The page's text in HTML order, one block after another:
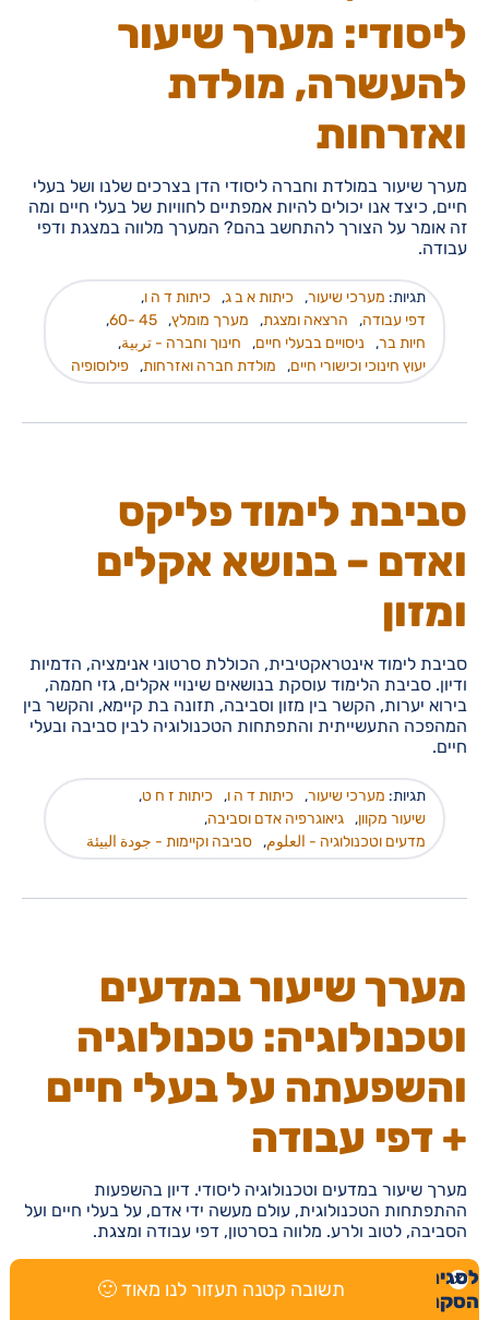
ליסודי: מערך שיעור
להעשרה, מולדת
ואזרחות
מערך שיעור במולדת וחברה ליסודי הדן בצרכים שלנו ושל בעלי
חיים, כיצד אנו יכולים להיות אמפתיים לחוויות של בעלי חיים ומה
זה אומר על הצורך להתחשב בהם? המערך מלווה במצגת ודפי
עבודה.
תגיות: מערכי שיעור, כיתות א ב ג, כיתות ד ה ו,
דפי עבודה, הרצאה ומצגת, מערך מומלץ,
45 -60
,
חיות בר, ניסויים בבעלי חיים, חינוך וחברה - تربية,
יעוץ חינוכי וכישורי חיים, מולדת חברה ואזרחות, פילוסופיה
סביבת לימוד פליקס
ואדם – בנושא אקלים
ומזון
סביבת לימוד אינטראקטיבית, הכוללת סרטוני אנימציה, הדמיות
ודיון. סביבת הלימוד עוסקת בנושאים שינויי אקלים, גזי חממה,
בירוא יערות, הקשר בין מזון וסביבה, תזונה בת קיימא, והקשר בין
המהפכה התעשייתית והתפתחות הטכנולוגיה לבין סביבה ובעלי
חיים.
תגיות: מערכי שיעור, כיתות ד ה ו, כיתות ז ח ט,
שיעור מקוון, גיאוגרפיה אדם וסביבה,
מדעים וטכנולוגיה - العلوم, סביבה וקיימות - جودة البيئة
מערך שיעור במדעים
וטכנולוגיה: טכנולוגיה
והשפעתה על בעלי חיים
+ דפי עבודה
מערך שיעור במדעים וטכנולוגיה ליסודי. דיון בהשפעות
ההתפתחות הטכנולוגית, עולם מעשה ידי אדם, על בעלי חיים ועל
הסביבה, לטוב ולרע. מלווה בסרטון, דפי עבודה ומצגת.
מערכי שיעור , כיתות ד ה ו דפי עבודה,
מערך מומלץ 45 -60 חוק ומשפט
תשובה קטנה תעזור לנו מאוד 🙂
לסגירת
הסקר